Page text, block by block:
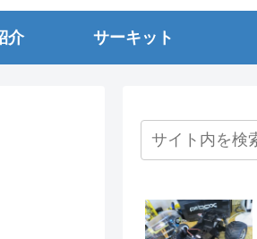
介 サーキット